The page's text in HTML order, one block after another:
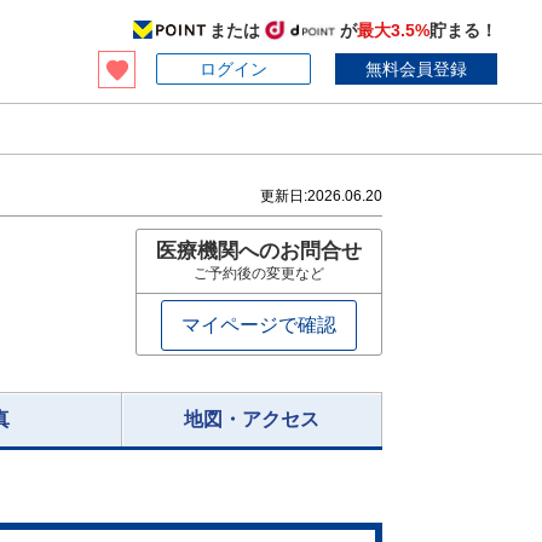
または が最大3.5%貯まる！
ログイン
無料会員登録
更新日:2026.06.20
医療機関へのお問合せ
ご予約後の変更など
マイページで確認
地図・アクセス